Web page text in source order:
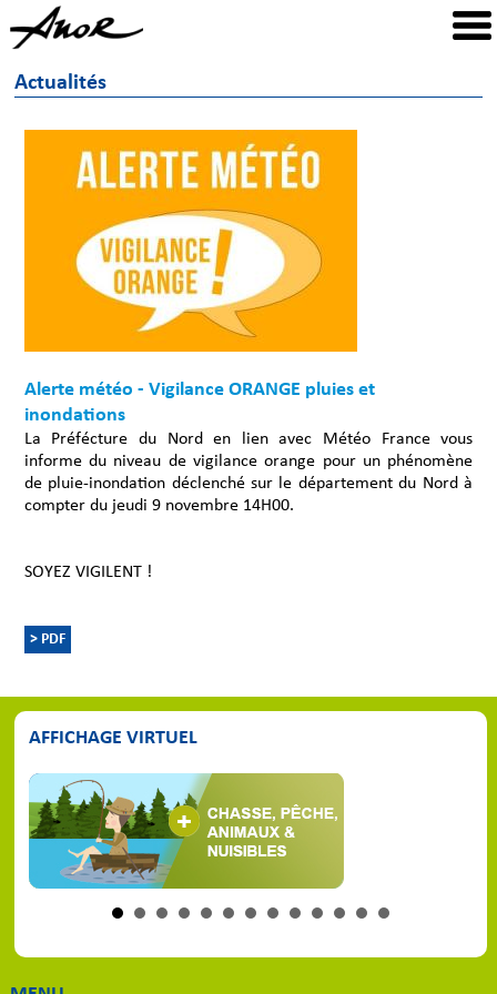
Actualités
Alerte météo - Vigilance ORANGE pluies et
inondations
La Préfécture du Nord en lien avec Météo France vous
informe du niveau de vigilance orange pour un phénomène
de pluie-inondation déclenché sur le département du Nord à
compter du jeudi 9 novembre 14H00.
SOYEZ VIGILENT !
> PDF
AFFICHAGE VIRTUEL